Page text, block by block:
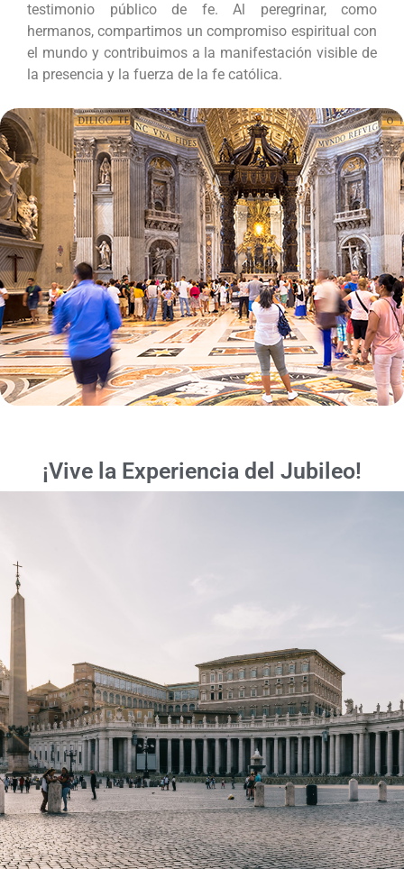
testimonio público de fe. Al peregrinar, como
hermanos, compartimos un compromiso espiritual con
el mundo y contribuimos a la manifestación visible de
la presencia y la fuerza de la fe católica.
¡Vive la Experiencia del Jubileo!